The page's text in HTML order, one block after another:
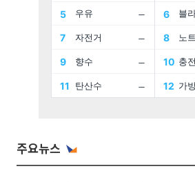
주요뉴스